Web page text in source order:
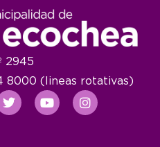
2945
8000 (lineas rotativas)